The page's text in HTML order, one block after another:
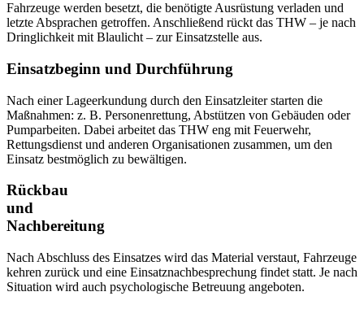
Fahrzeuge werden besetzt, die benötigte Ausrüstung verladen und
letzte Absprachen getroffen. Anschließend rückt das THW – je nach
Dringlichkeit mit Blaulicht – zur Einsatzstelle aus.
Einsatzbeginn und Durchführung
Nach einer Lageerkundung durch den Einsatzleiter starten die
Maßnahmen: z. B. Personenrettung, Abstützen von Gebäuden oder
Pumparbeiten. Dabei arbeitet das THW eng mit Feuerwehr,
Rettungsdienst und anderen Organisationen zusammen, um den
Einsatz bestmöglich zu bewältigen.
Rückbau
und
Nachbereitung
Nach Abschluss des Einsatzes wird das Material verstaut, Fahrzeuge
kehren zurück und eine Einsatznachbesprechung findet statt. Je nach
Situation wird auch psychologische Betreuung angeboten.